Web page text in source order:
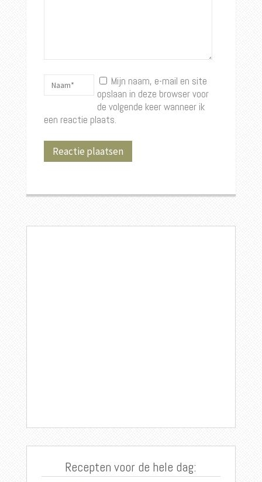
Mijn naam, e-mail en site
opslaan in deze browser voor
de volgende keer wanneer ik
een reactie plaats.
Recepten voor de hele dag: